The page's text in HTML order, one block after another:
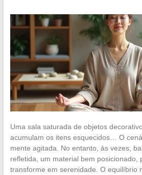
Uma sala saturada de objetos
acumulam os itens esquecidos… O
mente agitada. No entanto, às vezes,
refletida, um material bem posicionado,
transforme em serenidade. O equilíbrio